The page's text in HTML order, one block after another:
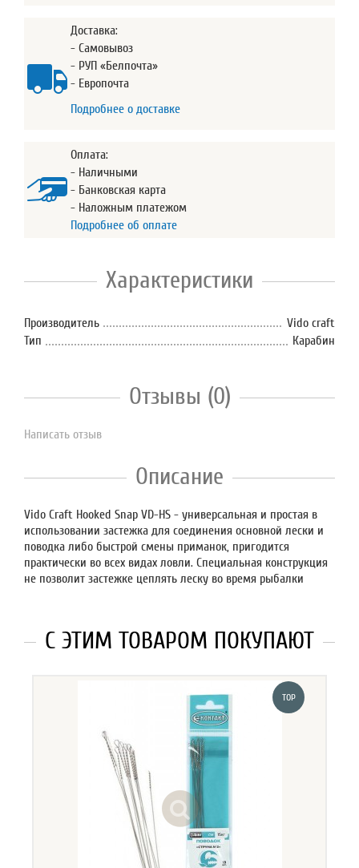
Доставка:
- Самовывоз
- РУП «Белпочта»
- Европочта
Подробнее о доставке
Оплата:
- Наличными
- Банковская карта
- Наложным платежом
Подробнее об оплате
Характеристики
Производитель
Vido craft
Тип
Карабин
Отзывы (0)
Написать отзыв
Описание
Vido Craft Hooked Snap VD-HS - универсальная и простая в
использовании застежка для соединения основной лески и
поводка либо быстрой смены приманок, пригодится
практически во всех видах ловли. Специальная конструкция
не позволит застежке цеплять леску во время рыбалки
С ЭТИМ ТОВАРОМ ПОКУПАЮТ
TOP